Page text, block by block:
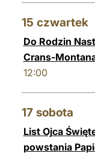
15 czwartek
Do Rodzin
Crans-
12:00
17 sobota
List Ojca
powstania